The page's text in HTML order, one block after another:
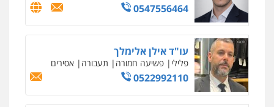
0547556464
עו"ד אילן אלימלך
פלילי פשיעה חמורה תעבורה אסירים
0522992110